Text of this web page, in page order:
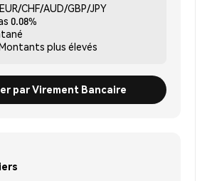
CHF/AUD/GBP/JPY
0.08%
plus élevés
par Virement Bancaire